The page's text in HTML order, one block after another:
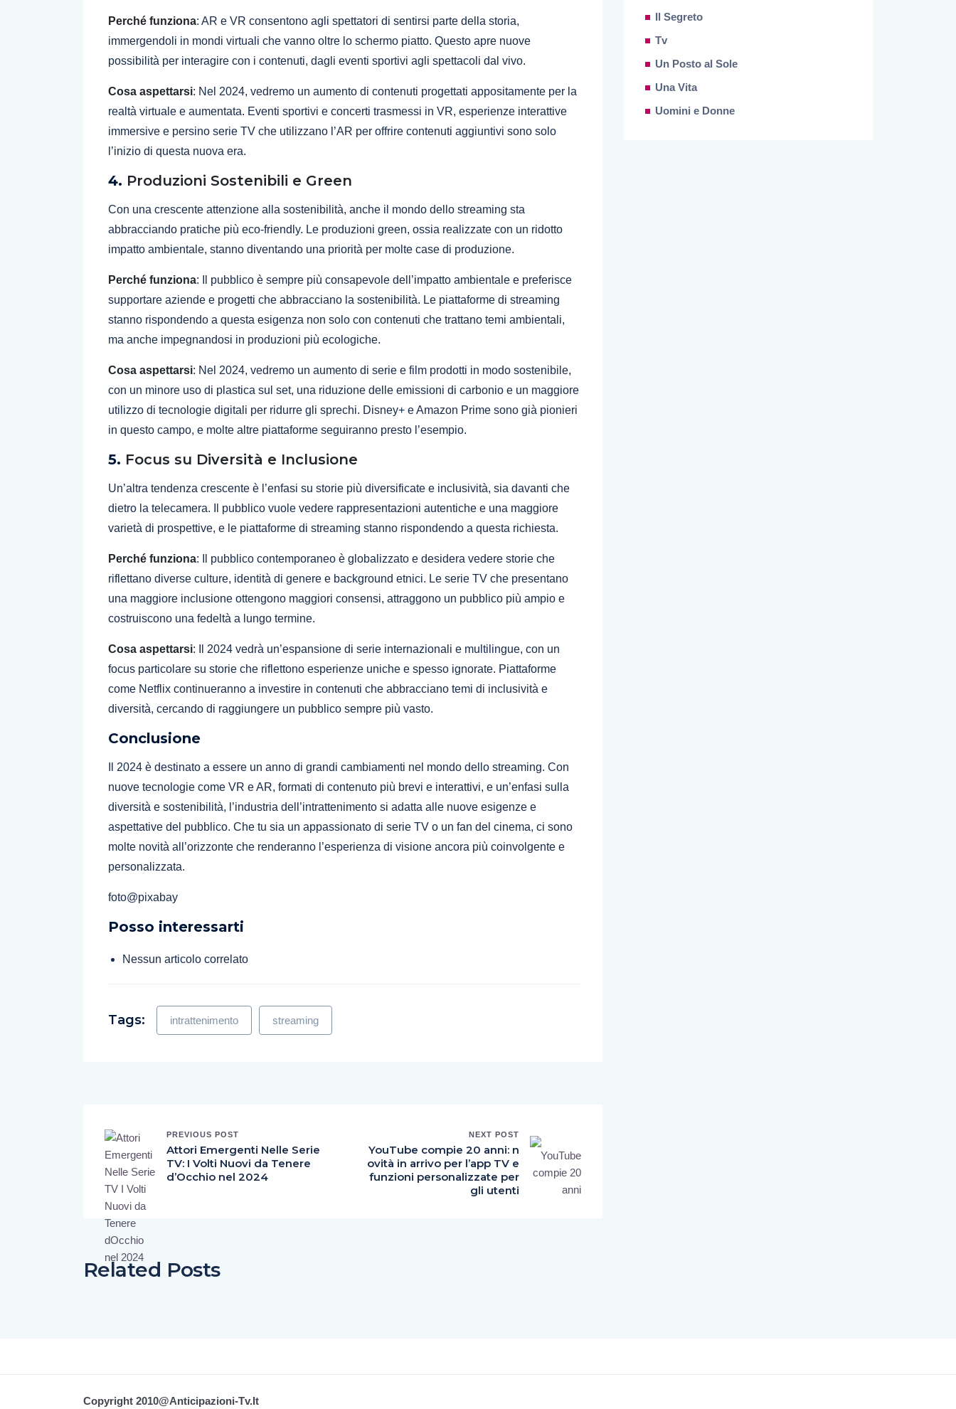
Perché funziona: AR e VR consentono agli spettatori di sentirsi parte della storia,
immergendoli in mondi virtuali che vanno oltre lo schermo piatto. Questo apre nuove
possibilità per interagire con i contenuti, dagli eventi sportivi agli spettacoli dal vivo.
Cosa aspettarsi: Nel 2024, vedremo un aumento di contenuti progettati appositamente per la
realtà virtuale e aumentata. Eventi sportivi e concerti trasmessi in VR, esperienze interattive
immersive e persino serie TV che utilizzano l’AR per offrire contenuti aggiuntivi sono solo
l’inizio di questa nuova era.
4. Produzioni Sostenibili e Green
Con una crescente attenzione alla sostenibilità, anche il mondo dello streaming sta
abbracciando pratiche più eco-friendly. Le produzioni green, ossia realizzate con un ridotto
impatto ambientale, stanno diventando una priorità per molte case di produzione.
Perché funziona: Il pubblico è sempre più consapevole dell’impatto ambientale e preferisce
supportare aziende e progetti che abbracciano la sostenibilità. Le piattaforme di streaming
stanno rispondendo a questa esigenza non solo con contenuti che trattano temi ambientali,
ma anche impegnandosi in produzioni più ecologiche.
Cosa aspettarsi: Nel 2024, vedremo un aumento di serie e film prodotti in modo sostenibile,
con un minore uso di plastica sul set, una riduzione delle emissioni di carbonio e un maggiore
utilizzo di tecnologie digitali per ridurre gli sprechi. Disney+ e Amazon Prime sono già pionieri
in questo campo, e molte altre piattaforme seguiranno presto l’esempio.
5. Focus su Diversità e Inclusione
Un’altra tendenza crescente è l’enfasi su storie più diversificate e inclusività, sia davanti che
dietro la telecamera. Il pubblico vuole vedere rappresentazioni autentiche e una maggiore
varietà di prospettive, e le piattaforme di streaming stanno rispondendo a questa richiesta.
Perché funziona: Il pubblico contemporaneo è globalizzato e desidera vedere storie che
riflettano diverse culture, identità di genere e background etnici. Le serie TV che presentano
una maggiore inclusione ottengono maggiori consensi, attraggono un pubblico più ampio e
costruiscono una fedeltà a lungo termine.
Cosa aspettarsi: Il 2024 vedrà un’espansione di serie internazionali e multilingue, con un
focus particolare su storie che riflettono esperienze uniche e spesso ignorate. Piattaforme
come Netflix continueranno a investire in contenuti che abbracciano temi di inclusività e
diversità, cercando di raggiungere un pubblico sempre più vasto.
Conclusione
Il 2024 è destinato a essere un anno di grandi cambiamenti nel mondo dello streaming. Con
nuove tecnologie come VR e AR, formati di contenuto più brevi e interattivi, e un’enfasi sulla
diversità e sostenibilità, l’industria dell’intrattenimento si adatta alle nuove esigenze e
aspettative del pubblico. Che tu sia un appassionato di serie TV o un fan del cinema, ci sono
molte novità all’orizzonte che renderanno l’esperienza di visione ancora più coinvolgente e
personalizzata.
foto@pixabay
Posso interessarti
Nessun articolo correlato
Tags: intrattenimento streaming
PREVIOUS POST
Attori Emergenti Nelle Serie
TV: I Volti Nuovi da Tenere
d’Occhio nel 2024
NEXT POST
YouTube compie 20 anni: n
ovità in arrivo per l’app TV e
funzioni personalizzate per
gli utenti
Il Segreto
Tv
Un Posto al Sole
Una Vita
Uomini e Donne
Related Posts
Copyright 2010@Anticipazioni-Tv.it